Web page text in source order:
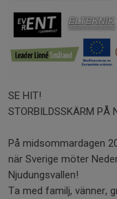
SE HIT!
STORBILDSSKÄRM PÅ
På midsommardagen
när Sverige möter
Njudungsvallen!
Ta med familj, vänner,